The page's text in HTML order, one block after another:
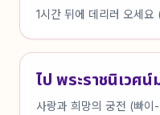
1시간 뒤에 데리러 오세
ไป พระราชนิเวศ
사랑과 희망의 궁전 (빠이